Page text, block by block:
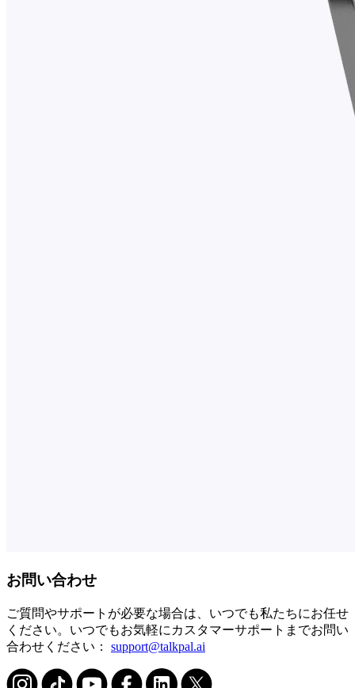
お問い合わせ
ご質問やサポートが必要な場合は、いつでも私たちにお任せ
ください。いつでもお気軽にカスタマーサポートまでお問い
合わせください： support@talkpal.ai